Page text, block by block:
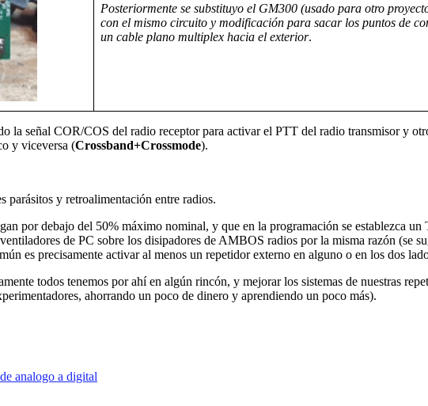
Posteriormente se substituyo el GM300 (usado para otro
con el mismo circuito y modificación para sacar los puntos de
un cable plano multiplex hacia el exterior.
la señal COR/COS del radio receptor para activar el PTT del radio transmisor y
y viceversa (Crossband+Crossmode).
parásitos y retroalimentación entre radios.
por debajo del 50% máximo nominal, y que en la programación se establezca
de PC sobre los disipadores de AMBOS radios por la misma razón (se
es precisamente activar al menos un repetidor externo en alguno o en los dos
todos tenemos por ahí en algún rincón, y mejorar los sistemas de nuestras
ahorrando un poco de dinero y aprendiendo un poco más).
analogo a digital